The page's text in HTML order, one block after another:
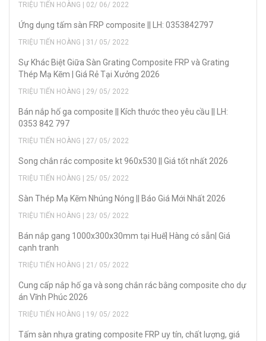
TRIỆU TIẾN HOÀNG | 02/ 06/ 2022
Ứng dụng tấm sàn FRP composite || LH: 0353842797
TRIỆU TIẾN HOÀNG | 31/ 05/ 2022
Sự Khác Biệt Giữa Sàn Grating Composite FRP và Grating
Thép Mạ Kẽm | Giá Rẻ Tại Xưởng 2026
TRIỆU TIẾN HOÀNG | 29/ 05/ 2022
Bán nắp hố ga composite || Kích thước theo yêu cầu || LH:
0353 842 797
TRIỆU TIẾN HOÀNG | 27/ 05/ 2022
Song chắn rác composite kt 960x530 || Giá tốt nhất 2026
TRIỆU TIẾN HOÀNG | 25/ 05/ 2022
Sàn Thép Mạ Kẽm Nhúng Nóng || Báo Giá Mới Nhất 2026
TRIỆU TIẾN HOÀNG | 23/ 05/ 2022
Bán nắp gang 1000x300x30mm tại Huế| Hàng có sẵn| Giá
cạnh tranh
TRIỆU TIẾN HOÀNG | 21/ 05/ 2022
Cung cấp nắp hố ga và song chắn rác bằng composite cho dự
án Vĩnh Phúc 2026
TRIỆU TIẾN HOÀNG | 19/ 05/ 2022
Tấm sàn nhựa grating composite FRP uy tín, chất lượng, giá